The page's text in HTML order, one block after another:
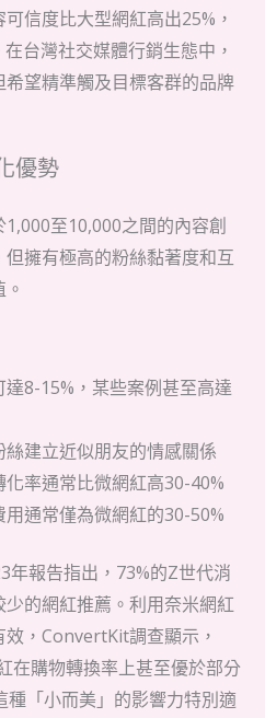
信度比大型網紅高出25%，
台灣社交媒體行銷生態中，
望精準觸及目標客群的品牌
優勢
至10,000之間的內容創
擁有極高的粉絲黏著度和互
8-15%，某些案例甚至高達
建立近似朋友的情感關係
率通常比微網紅高30-40%
通常僅為微網紅的30-50%
報告指出，73%的Z世代消
的網紅推薦。利用奈米網紅
，ConvertKit調查顯示，
在購物轉換率上甚至優於部分
種「小而美」的影響力特別適